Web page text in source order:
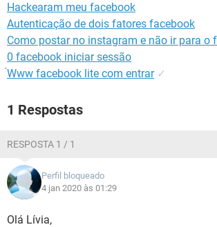
Hackearam meu facebook
Autenticação de dois fatores facebook
Como postar no instagram e não ir para o
0 facebook iniciar sessão
́Www facebook lite com entrar ✓
1 Respostas
RESPOSTA 1 / 1
Perfil bloqueado
4 jan 2020 às 01:29
Olá Lívia,